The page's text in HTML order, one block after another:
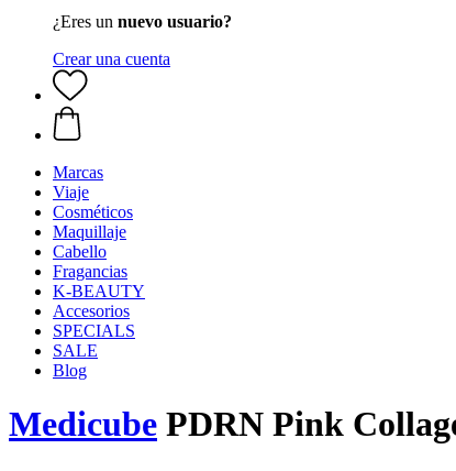
¿Eres un nuevo usuario?
Crear una cuenta
Marcas
Viaje
Cosméticos
Maquillaje
Cabello
Fragancias
K-BEAUTY
Accesorios
SPECIALS
SALE
Blog
Medicube PDRN Pink